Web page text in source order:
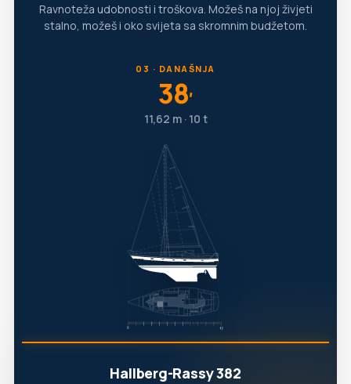
Ravnoteža udobnosti i troškova. Možeš na njoj živjeti
stalno, možeš i oko svijeta sa skromnim budžetom.
03 · DANAŠNJA
38′
11,62 m · 10 t
Hallberg-Rassy 382